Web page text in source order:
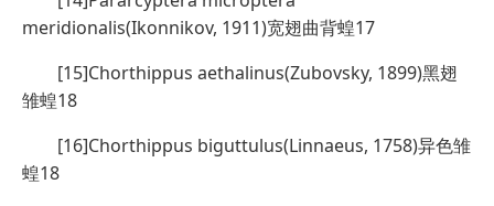
meridionalis(Ikonnikov, 1911)宽翅曲背蝗17
[15]Chorthippus aethalinus(Zubovsky, 1899)黑翅
雏蝗18
[16]Chorthippus biguttulus(Linnaeus, 1758)异色雏
蝗18